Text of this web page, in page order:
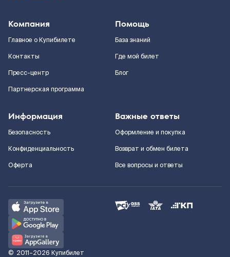
Компания
Главное о Купибилете
Контакты
Пресс-центр
Партнерская программа
Помощь
База знаний
Где мой билет
Блог
Информация
Безопасность
Конфиденциальность
Оферта
Важные ответы
Оформление и покупка
Возврат и обмен билета
Все вопросы и ответы
© 2011–2026 Купибилет